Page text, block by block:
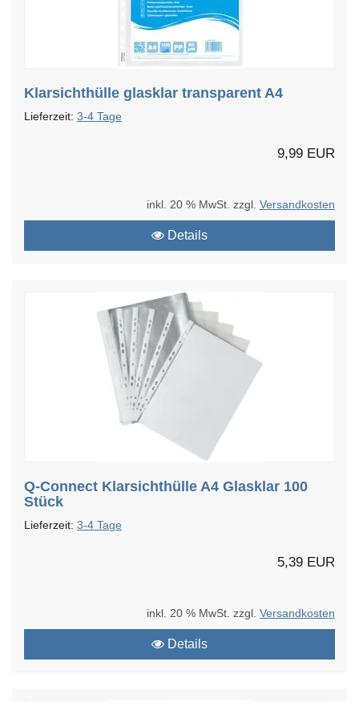
Klarsichthülle glasklar transparent A4
Lieferzeit: 3-4 Tage
9,99 EUR
inkl. 20 % MwSt. zzgl. Versandkosten
Details
Q-Connect Klarsichthülle A4 Glasklar 100
Stück
Lieferzeit: 3-4 Tage
5,39 EUR
inkl. 20 % MwSt. zzgl. Versandkosten
Details